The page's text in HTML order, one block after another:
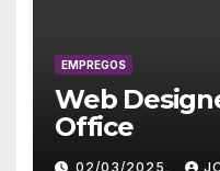
EMPREGOS
Web
Office
02/03/2025